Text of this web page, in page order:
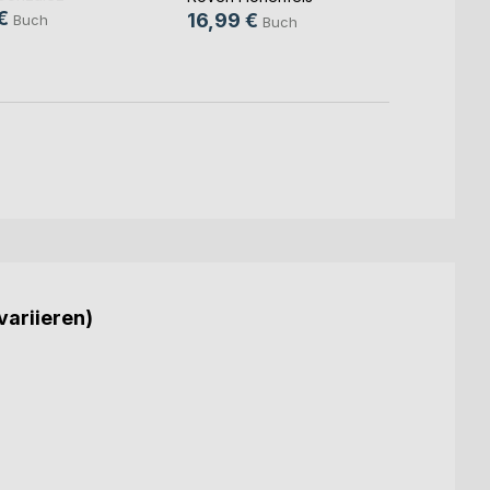
Buch 16,99 € Buch